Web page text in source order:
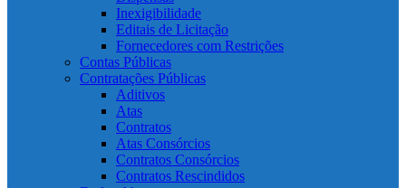
Inexigibilidade
Editais de Licitação
Fornecedores com Restrições
Contas Públicas
Contratações Públicas
Aditivos
Atas
Contratos
Atas Consórcios
Contratos Consórcios
Contratos Rescindidos